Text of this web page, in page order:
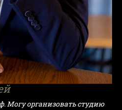
Могу организовать студию